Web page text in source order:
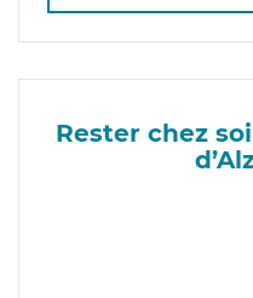
Rester chez